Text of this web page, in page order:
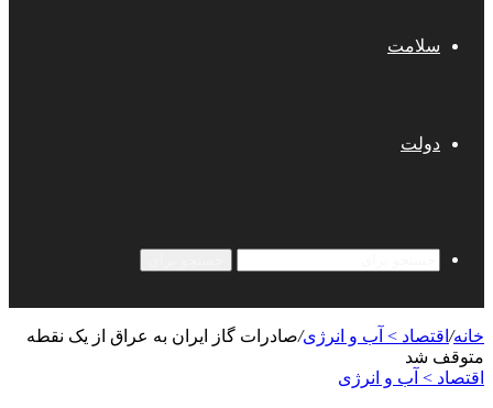
سلامت
دولت
خانه/ اقتصاد > آب و انرژی/صادرات گاز ایران به عراق از یک نقطه
متوقف شد
اقتصاد > آب و انرژی